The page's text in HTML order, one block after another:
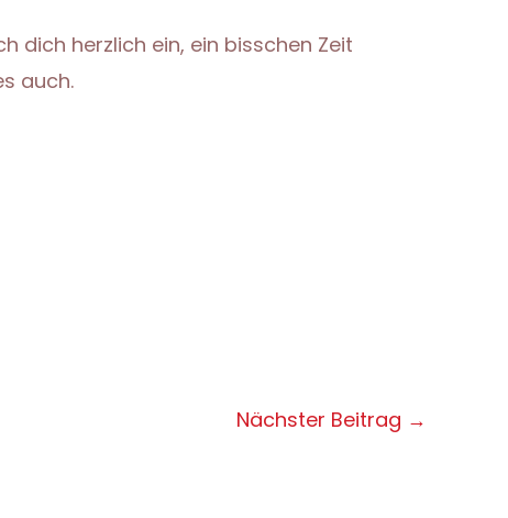
dich herzlich ein, ein bisschen Zeit
auch.
Nächster Beitrag →